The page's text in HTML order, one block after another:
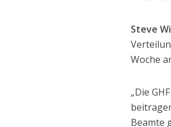
Steve
Woche
„Die
Beamte